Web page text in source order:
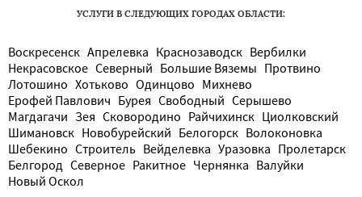
УСЛУГИ В СЛЕДУЮЩИХ ГОРОДАХ ОБЛАСТИ:
Воскресенск Апрелевка Краснозаводск Вербилки
Некрасовское Северный Большие Вяземы Протвино
Лотошино Хотьково Одинцово Михнево
Ерофей Павлович Бурея Свободный Серышево
Магдагачи Зея Сковородино Райчихинск Циолковский
Шимановск Новобурейский Белогорск Волоконовка
Шебекино Строитель Вейделевка Уразовка Пролетарск
Белгород Северное Ракитное Чернянка Валуйки
Новый Оскол